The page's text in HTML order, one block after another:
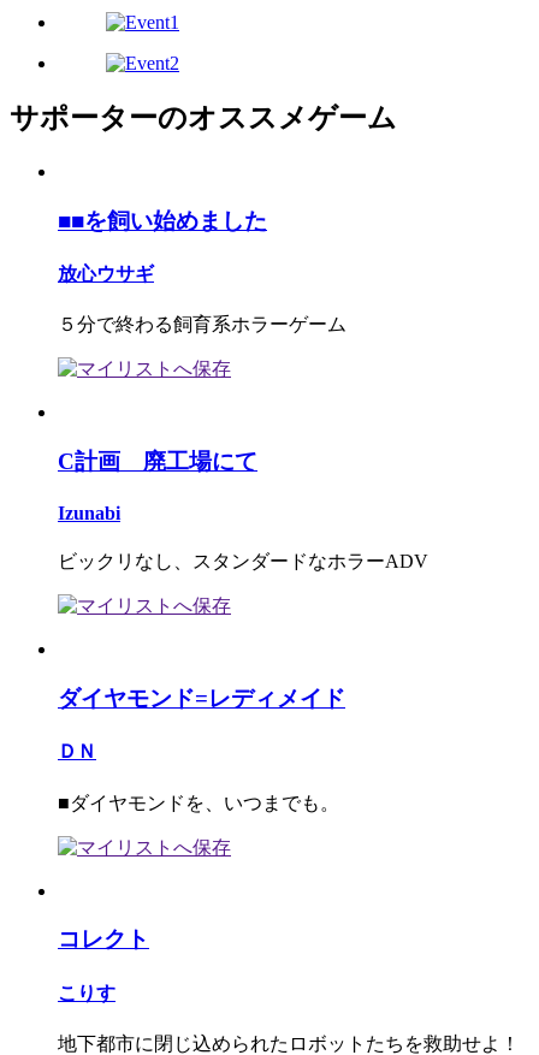
サポーターのオススメゲーム
■■を飼い始めました
放心ウサギ
５分で終わる飼育系ホラーゲーム
C計画 廃工場にて
Izunabi
ビックリなし、スタンダードなホラーADV
ダイヤモンド=レディメイド
ＤＮ
■ダイヤモンドを、いつまでも。
コレクト
こりす
地下都市に閉じ込められたロボットたちを救助せよ！